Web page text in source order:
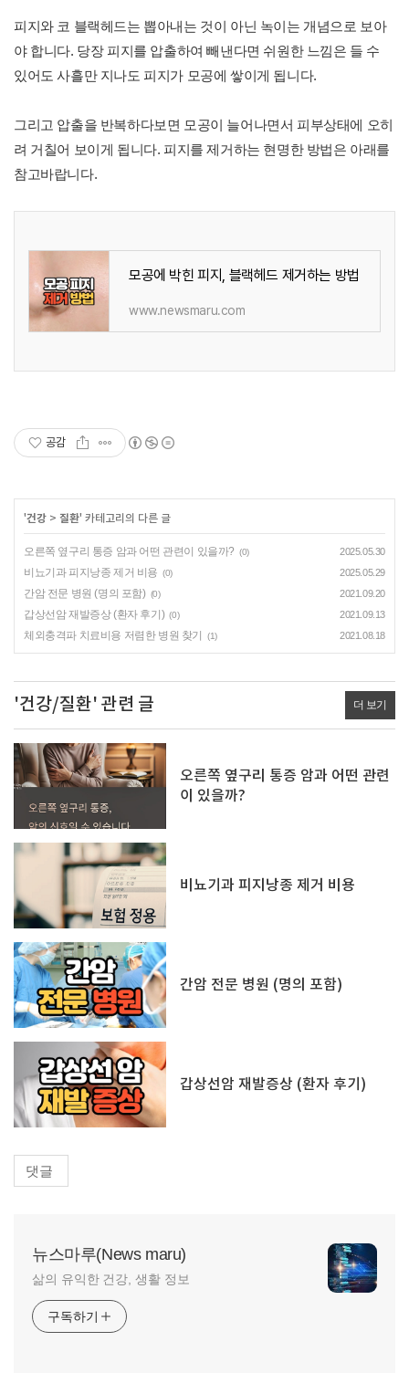
피지와 코 블랙헤드는 뽑아내는 것이 아닌 녹이는 개념으로 보아
야 합니다. 당장 피지를 압출하여 빼낸다면 쉬원한 느낌은 들 수
있어도 사흘만 지나도 피지가 모공에 쌓이게 됩니다.
그리고 압출을 반복하다보면 모공이 늘어나면서 피부상태에 오히
려 거칠어 보이게 됩니다. 피지를 제거하는 현명한 방법은 아래를
참고바랍니다.
모공에 박힌 피지, 블랙헤드 제거하는 방법
www.newsmaru.com
공감
'건강 > 질환' 카테고리의 다른 글
오른쪽 옆구리 통증 암과 어떤 관련이 있을까? (0) 2025.05.30
비뇨기과 피지낭종 제거 비용 (0) 2025.05.29
간암 전문 병원 (명의 포함) (0) 2021.09.20
갑상선암 재발증상 (환자 후기) (0) 2021.09.13
체외충격파 치료비용 저렴한 병원 찾기 (1) 2021.08.18
'건강/질환' 관련 글 더 보기
오른쪽 옆구리 통증 암과 어떤 관련
이 있을까?
비뇨기과 피지낭종 제거 비용
간암 전문 병원 (명의 포함)
갑상선암 재발증상 (환자 후기)
댓글
뉴스마루(News maru)
삶의 유익한 건강, 생활 정보
구독하기